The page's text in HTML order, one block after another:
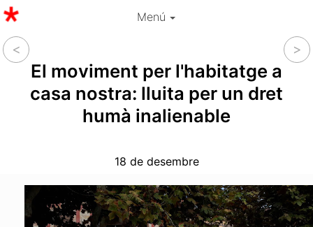
Menú
El moviment per l'habitatge a
casa nostra: lluita per un dret
humà inalienable
18 de desembre